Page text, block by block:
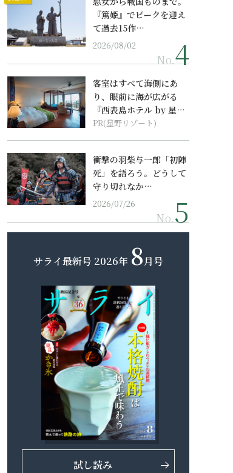
『篤姫』でピークを迎え
て過去15作…
2026/08/02
No.
客室はすべて海側にあ
り、眼前に海が広がる
『西表島ホテル by 星野
リゾート』
PR(星野リゾート)
衝撃の羽柴与一郎「初陣
死」を語ろう。どうして
守り切れなか…
2026/07/26
No.
サライ最新号 2026年 8月号
試し読み